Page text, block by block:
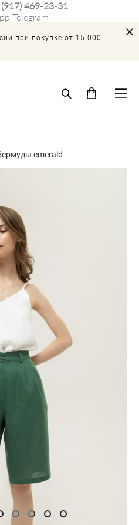
469-23-31
Telegram
при покупке от 15.000
emerald